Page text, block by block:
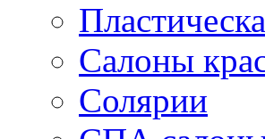
Салоны
Солярии